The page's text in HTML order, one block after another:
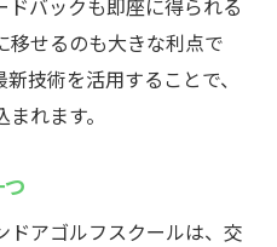
的にスキルを磨く
密な分析
がら実践的な練習
ドアゴルフスクールで
バックも即座に得られる
移せるのも大きな利点で
技術を活用することで、
れます。
アゴルフスクールは、交